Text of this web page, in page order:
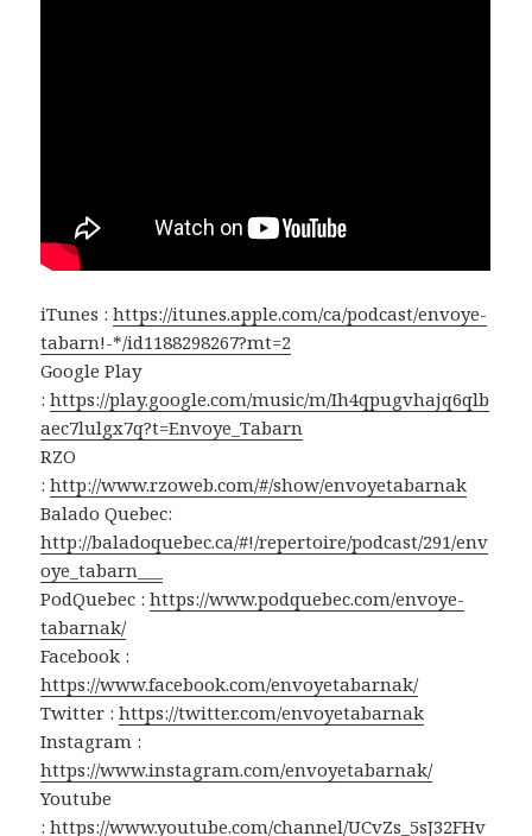
iTunes :https://itunes.apple.com/ca/podcast/envoye-
tabarn!-*/id1188298267?mt=2
Google Play
:https://play.google.com/music/m/Ih4qpugvhajq6qlb
aec7lulgx7q?t=Envoye_Tabarn
RZO
:http://www.rzoweb.com/#/show/envoyetabarnak
Balado Quebec:
http://baladoquebec.ca/#!/repertoire/podcast/291/env
oye_tabarn___
PodQuebec :https://www.podquebec.com/envoye-
tabarnak/
Facebook :
https://www.facebook.com/envoyetabarnak/
Twitter :https://twitter.com/envoyetabarnak
Instagram :
https://www.instagram.com/envoyetabarnak/
Youtube
:https://www.youtube.com/channel/UCvZs_5sJ32FHv